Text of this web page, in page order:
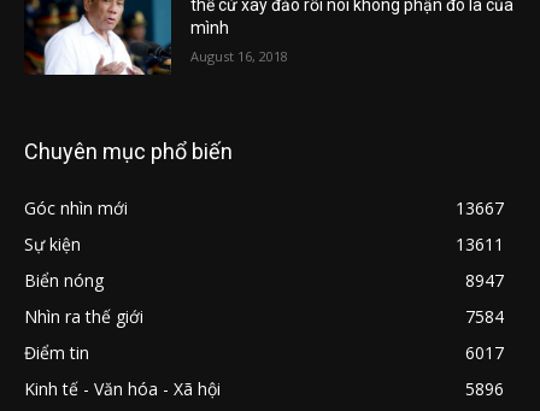
thể cứ xây đảo rồi nói không phận đó là của
mình
August 16, 2018
Chuyên mục phổ biến
Góc nhìn mới
13667
Sự kiện
13611
Biển nóng
8947
Nhìn ra thế giới
7584
Điểm tin
6017
Kinh tế - Văn hóa - Xã hội
5896